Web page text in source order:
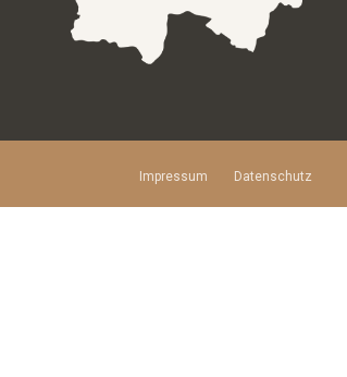
Impressum Datenschutz